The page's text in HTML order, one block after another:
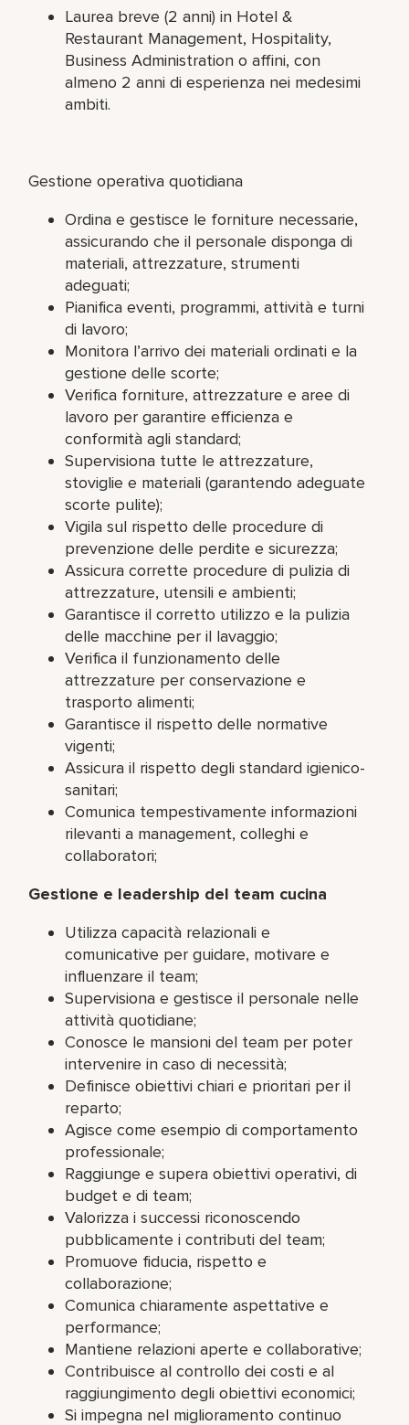
Laurea breve (2 anni) in Hotel &
Restaurant Management, Hospitality,
Business Administration o affini, con
almeno 2 anni di esperienza nei medesimi
ambiti.
Gestione operativa quotidiana
Ordina e gestisce le forniture necessarie,
assicurando che il personale disponga di
materiali, attrezzature, strumenti
adeguati;
Pianifica eventi, programmi, attività e turni
di lavoro;
Monitora l’arrivo dei materiali ordinati e la
gestione delle scorte;
Verifica forniture, attrezzature e aree di
lavoro per garantire efficienza e
conformità agli standard;
Supervisiona tutte le attrezzature,
stoviglie e materiali (garantendo adeguate
scorte pulite);
Vigila sul rispetto delle procedure di
prevenzione delle perdite e sicurezza;
Assicura corrette procedure di pulizia di
attrezzature, utensili e ambienti;
Garantisce il corretto utilizzo e la pulizia
delle macchine per il lavaggio;
Verifica il funzionamento delle
attrezzature per conservazione e
trasporto alimenti;
Garantisce il rispetto delle normative
vigenti;
Assicura il rispetto degli standard igienico-
sanitari;
Comunica tempestivamente informazioni
rilevanti a management, colleghi e
collaboratori;
Gestione e leadership del team cucina
Utilizza capacità relazionali e
comunicative per guidare, motivare e
influenzare il team;
Supervisiona e gestisce il personale nelle
attività quotidiane;
Conosce le mansioni del team per poter
intervenire in caso di necessità;
Definisce obiettivi chiari e prioritari per il
reparto;
Agisce come esempio di comportamento
professionale;
Raggiunge e supera obiettivi operativi, di
budget e di team;
Valorizza i successi riconoscendo
pubblicamente i contributi del team;
Promuove fiducia, rispetto e
collaborazione;
Comunica chiaramente aspettative e
performance;
Mantiene relazioni aperte e collaborative;
Contribuisce al controllo dei costi e al
raggiungimento degli obiettivi economici;
Si impegna nel miglioramento continuo